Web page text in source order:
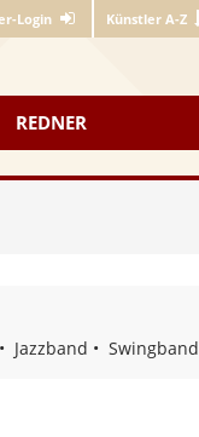
Login Künstler A-Z
REDNER
Jazzband Swingband